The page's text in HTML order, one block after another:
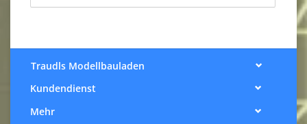
Traudls Modellbauladen
Kundendienst
Mehr